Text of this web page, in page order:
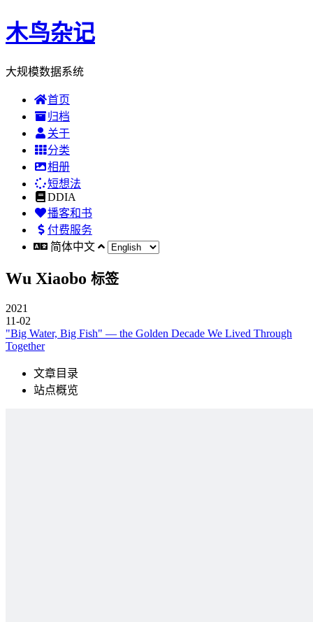
木鸟杂记
大规模数据系统
首页
归档
关于
分类
相册
短想法
DDIA
播客和书
付费服务
简体中文
Wu Xiaobo 标签
2021
11-02
"Big Water, Big Fish" — the Golden Decade We Lived Through
Together
文章目录
站点概览